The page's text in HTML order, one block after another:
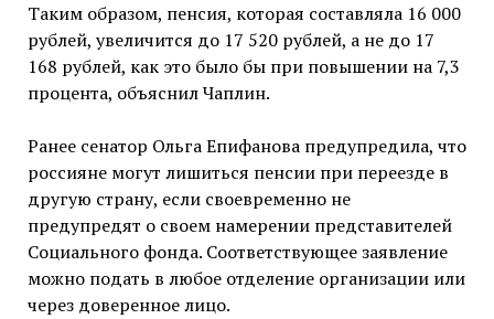
Таким образом, пенсия, которая составляла 16 000
рублей, увеличится до 17 520 рублей, а не до 17
168 рублей, как это было бы при повышении на 7,3
процента, объяснил Чаплин.
Ранее сенатор Ольга Епифанова предупредила, что
россияне могут лишиться пенсии при переезде в
другую страну, если своевременно не
предупредят о своем намерении представителей
Социального фонда. Соответствующее заявление
можно подать в любое отделение организации или
через доверенное лицо.